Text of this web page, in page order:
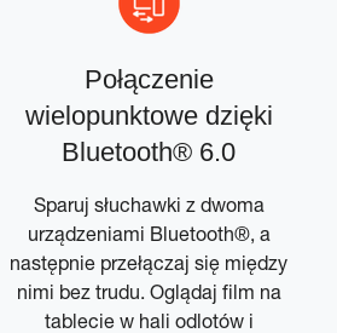
Połączenie
wielopunktowe dzięki
Bluetooth® 6.0
Sparuj słuchawki z dwoma
urządzeniami Bluetooth®, a
następnie przełączaj się między
nimi bez trudu. Oglądaj film na
tablecie w hali odlotów i